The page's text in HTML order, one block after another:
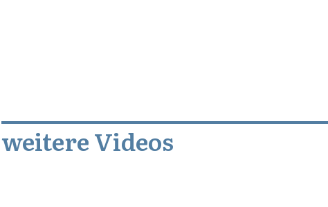
weitere Videos